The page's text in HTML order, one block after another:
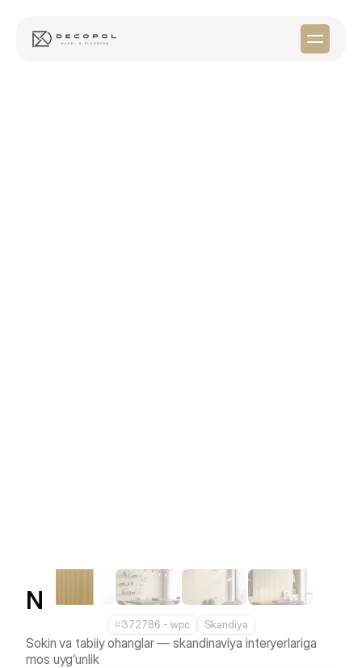
Nordic Birch
#372786 - wpс Skandiya
Sokin va tabiiy ohanglar — skandinaviya interyerlariga
mos uyg‘unlik